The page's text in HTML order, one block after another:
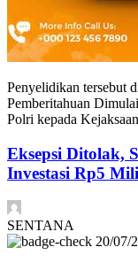
Penyelidikan tersebut
Pemberitahuan
Polri kepada
Eksepsi Ditolak,
Investasi Rp5
SENTANA
20/07/